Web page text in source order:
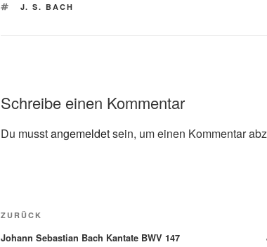
SCHLAGWÖRTER
J. S. BACH
Schreibe einen Kommentar
Du musstangemeldetsein, um einen Kommentar
Beitragsnavigation
Vorheriger
Beitrag
ZURÜCK
Johann Sebastian Bach Kantate BWV 147